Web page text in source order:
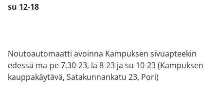
su 12-18
Noutoautomaatti avoinna Kampuksen sivuapteekin
edessä ma-pe 7.30-23, la 8-23 ja su 10-23 (Kampuksen
kauppakäytävä, Satakunnankatu 23, Pori)